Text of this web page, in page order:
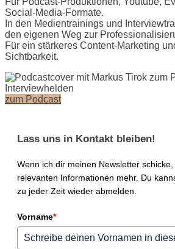
Social-Media-Formate.
In den Medientrainings und
den eigenen Weg zur
Für ein stärkeres Content-Marketing
Sichtbarkeit.
zum Podcast
Lass uns in Kontakt bleiben!
Wenn ich dir meinen Newsletter
relevanten Informationen mehr. Du
zu jeder Zeit wieder abmelden.
Vorname*